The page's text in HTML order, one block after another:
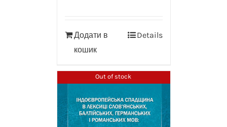
Додати в
кошик
Details
Out of stock